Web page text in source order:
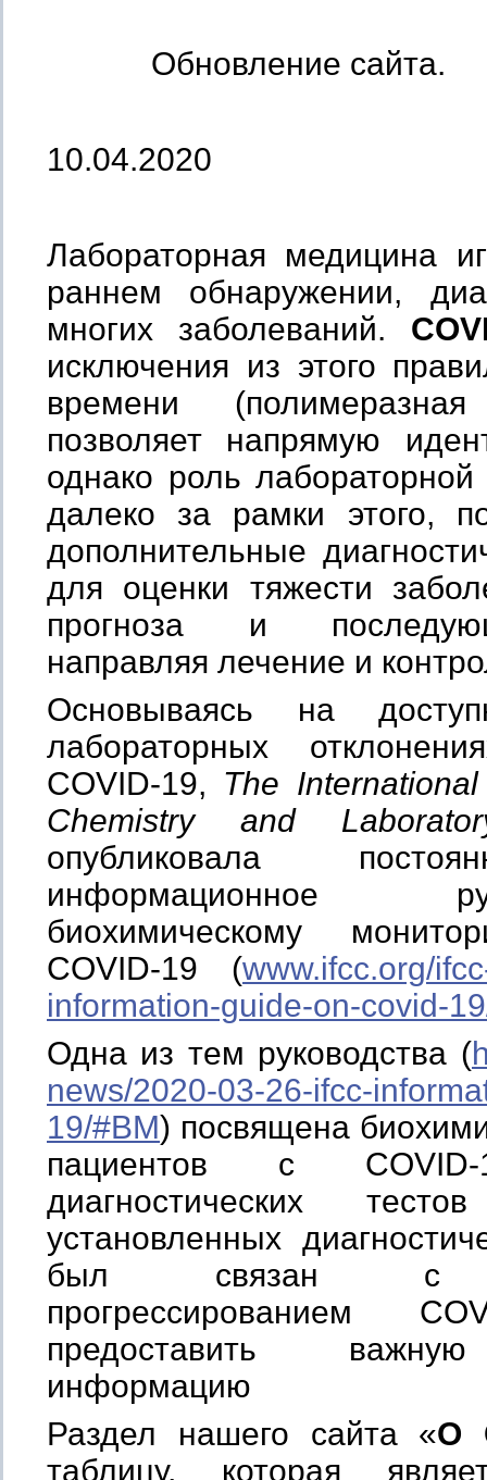
Обновление сайта.
10.04.2020
Лабораторная медицина
раннем обнаружении,
многих заболеваний.
исключения из этого
времени
позволяет напрямую
однако роль лабораторной
далеко за рамки этого,
дополнительные
для оценки тяжести
прогноза и
направляя лечение и
Основываясь на
лабораторных
COVID‑19, The
Chemistry and
опубликовала
информационное
биохимическому
COVID-19 (www.ifcc.org/
information-guide-on-covid-
Одна из тем руководства (
news/2020-03-26-ifcc-
19/#BM) посвящена
пациентов с
диагностических
установленных
был связан с
прогрессированием
предоставить важную
информацию
Раздел нашего сайта «О
таблицу, которая